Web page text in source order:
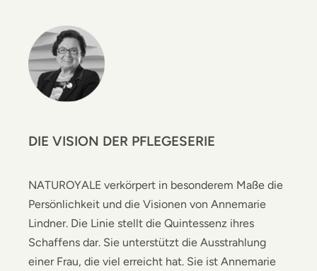
DIE VISION DER PFLEGESERIE
NATUROYALE verkörpert in besonderem Maße die
Persönlichkeit und die Visionen von Annemarie
Lindner. Die Linie stellt die Quintessenz ihres
Schaffens dar. Sie unterstützt die Ausstrahlung
einer Frau, die viel erreicht hat. Sie ist Annemarie